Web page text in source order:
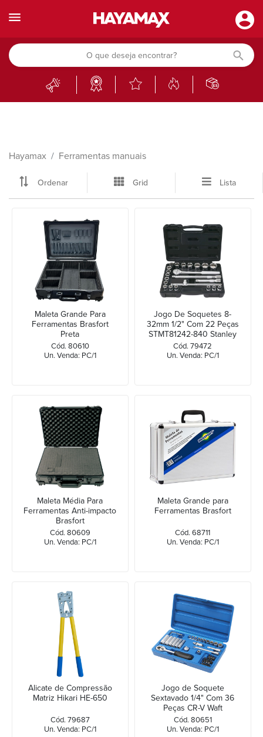
Hayamax Ferramentas manuais
Ordenar Grid Lista
Maleta Grande Para
Ferramentas Brasfort
Preta
Cód. 80610
Un. Venda: PC/1
Jogo De Soquetes 8-
32mm 1/2" Com 22 Peças
STMT81242-840 Stanley
Cód. 79472
Un. Venda: PC/1
Maleta Média Para
Ferramentas Anti-impacto
Brasfort
Cód. 80609
Un. Venda: PC/1
Maleta Grande para
Ferramentas Brasfort
Cód. 68711
Un. Venda: PC/1
Alicate de Compressão
Matriz Hikari HE-650
Cód. 79687
Un. Venda: PC/1
Jogo de Soquete
Sextavado 1/4" Com 36
Peças CR-V Waft
Cód. 80651
Un. Venda: PC/1